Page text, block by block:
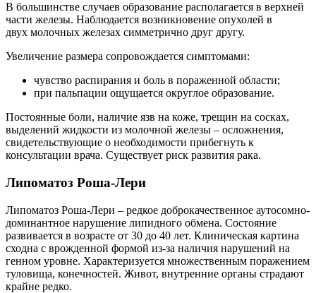
В большинстве случаев образование располагается в верхней
части железы. Наблюдается возникновение опухолей в
двух молочных железах симметрично друг другу.
Увеличение размера сопровождается симптомами:
чувство распирания и боль в пораженной области;
при пальпации ощущается округлое образование.
Постоянные боли, наличие язв на коже, трещин на сосках,
выделений жидкости из молочной железы – осложнения,
свидетельствующие о необходимости прибегнуть к
консультации врача. Существует риск развития рака.
Липоматоз Роша-Лери
Липоматоз Роша-Лери – редкое доброкачественное аутосомно-
доминантное нарушение липидного обмена. Состояние
развивается в возрасте от 30 до 40 лет. Клиническая картина
сходна с врожденной формой из-за наличия нарушений на
генном уровне. Характеризуется множественным поражением
туловища, конечностей. Живот, внутренние органы страдают
крайне редко.